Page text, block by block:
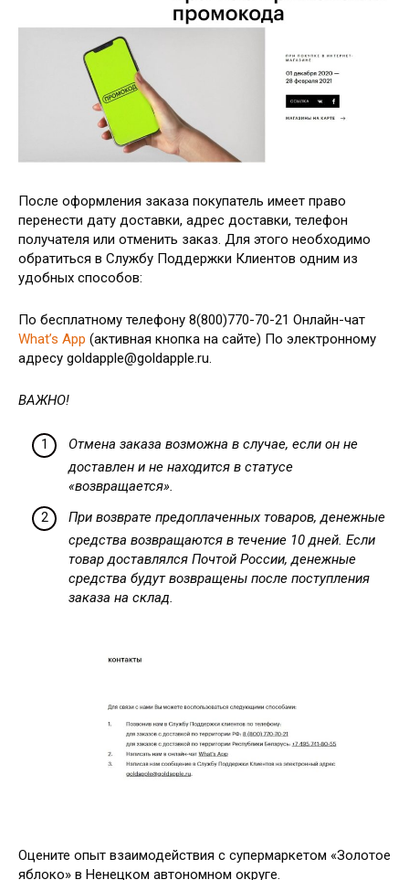
После оформления заказа покупатель имеет право
перенести дату доставки, адрес доставки, телефон
получателя или отменить заказ. Для этого необходимо
обратиться в Службу Поддержки Клиентов одним из
удобных способов:
По бесплатному телефону 8(800)770-70-21 Онлайн-чат
What’s App (активная кнопка на сайте) По электронному
адресу goldapple@goldapple.ru.
ВАЖНО!
Отмена заказа возможна в случае, если он не
доставлен и не находится в статусе
«возвращается».
При возврате предоплаченных товаров, денежные
средства возвращаются в течение 10 дней. Если
товар доставлялся Почтой России, денежные
средства будут возвращены после поступления
заказа на склад.
Оцените опыт взаимодействия с супермаркетом «Золотое
яблоко» в Ненецком автономном округе.